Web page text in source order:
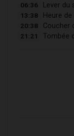
06:36 Lever du
13:38 Heure
20:38 Coucher
21:21 Tombée